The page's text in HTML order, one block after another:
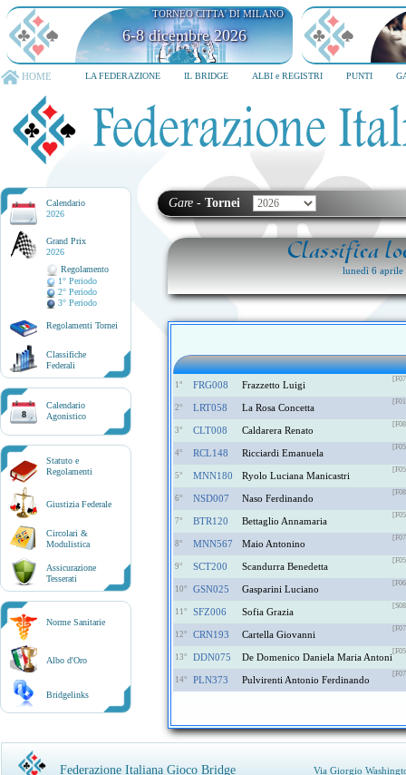
TORNEO CITTA' DI MILANO
6-8 dicembre 2026
HOME LA FEDERAZIONE IL BRIDGE ALBI e REGISTRI PUNTI
Calendario
2026
Grand Prix
2026
Regolamento
1° Periodo
2° Periodo
3° Periodo
Regolamenti Tornei
Classifiche
Federali
8
Calendario
Agonistico
Statuto e
Regolamenti
Giustizia Federale
Circolari &
Modulistica
Assicurazione
Tesserati
Norme Sanitarie
Albo d'Oro
Bridgelinks
Gare - Tornei
Classifica
lunedì 6
1° FRG008 Frazzetto Luigi
2° LRT058 La Rosa Concetta
3° CLT008 Caldarera Renato
4° RCL148 Ricciardi Emanuela
5° MNN180 Ryolo Luciana Manicastri
6° NSD007 Naso Ferdinando
7° BTR120 Bettaglio Annamaria
8° MNN567 Maio Antonino
9° SCT200 Scandurra Benedetta
10° GSN025 Gasparini Luciano
11° SFZ006 Sofia Grazia
12° CRN193 Cartella Giovanni
13° DDN075 De Domenico Daniela Maria Antoni
14° PLN373 Pulvirenti Antonio Ferdinando
Federazione Italiana Gioco Bridge Via Giorgio